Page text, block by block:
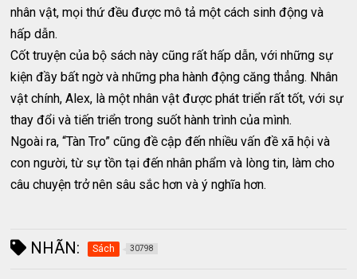
nhân vật, mọi thứ đều được mô tả một cách sinh động và
hấp dẫn.
Cốt truyện của bộ sách này cũng rất hấp dẫn, với những sự
kiện đầy bất ngờ và những pha hành động căng thẳng. Nhân
vật chính, Alex, là một nhân vật được phát triển rất tốt, với sự
thay đổi và tiến triển trong suốt hành trình của mình.
Ngoài ra, “Tàn Tro” cũng đề cập đến nhiều vấn đề xã hội và
con người, từ sự tồn tại đến nhân phẩm và lòng tin, làm cho
câu chuyện trở nên sâu sắc hơn và ý nghĩa hơn.
NHÃN: Sách 30798